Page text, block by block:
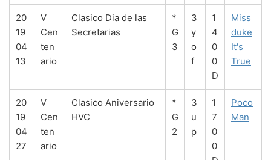
20
19
04
13
V
Cen
ten
ario
Clasico Dia de las
Secretarias
*
G
3
3
y
o
f
1
4
0
0
D
Miss
duke
It's
True
20
19
04
27
V
Cen
ten
ario
Clasico Aniversario
HVC
*
G
2
3
u
p
1
7
0
0
Poco
Man